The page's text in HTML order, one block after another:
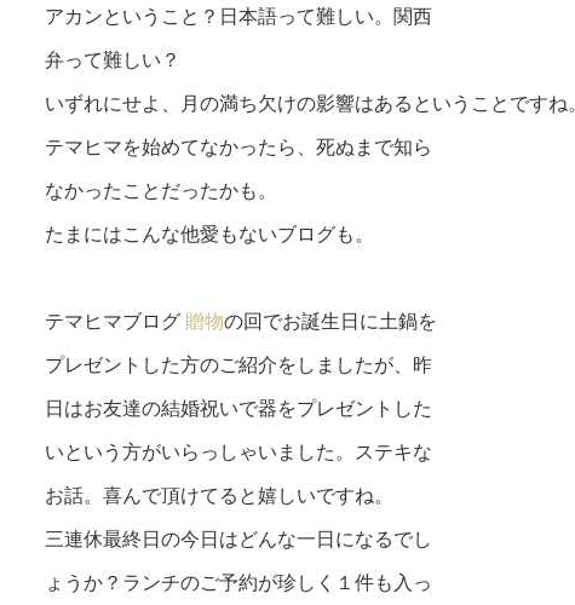
アカンということ？日本語って難しい。関西
弁って難しい？
いずれにせよ、月の満ち欠けの影響はあるということですね。
テマヒマを始めてなかったら、死ぬまで知ら
なかったことだったかも。
たまにはこんな他愛もないブログも。
テマヒマブログ 贈物の回でお誕生日に土鍋を
プレゼントした方のご紹介をしましたが、昨
日はお友達の結婚祝いで器をプレゼントした
いという方がいらっしゃいました。ステキな
お話。喜んで頂けてると嬉しいですね。
三連休最終日の今日はどんな一日になるでし
ょうか？ランチのご予約が珍しく１件も入っ